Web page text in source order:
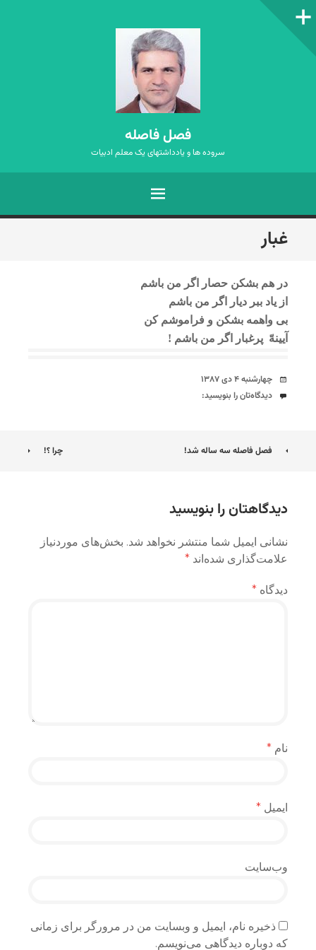
ستون‌کناری
فصل فاصله
سروده ها و یادداشتهای یک معلم ادبیات
فهرست
رفتن
به
غبار
در هم بشکن حصار اگر من باشم
از یاد ببر دیار اگر من باشم
بی واهمه بشکن و فراموشم کن
آیینهّ پرغبار اگر من باشم !
تاریخ
چهارشنبه ۴ دی ۱۳۸۷
دیدگاه‌ها
دیدگاه‌تان را بنویسید:
ناوبری
فصل فاصله سه ساله شد! چرا ؟!
دیدگاهتان را بنویسید
نشانی ایمیل شما منتشر نخواهد شد. بخش‌های موردنیاز
علامت‌گذاری شده‌اند *
دیدگاه *
نام *
ایمیل *
وب‌سایت
ذخیره نام، ایمیل و وبسایت من در مرورگر برای زمانی
که دوباره دیدگاهی می‌نویسم.